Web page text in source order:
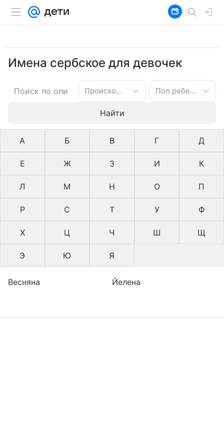
Имена сербское для девочек
Происхождение имени Пол ребенка
Найти
А Б В Г Д
Е Ж З И К
Л М Н О П
Р С Т У Ф
Х Ц Ч Ш Щ
Э Ю Я
Весняна Йелена